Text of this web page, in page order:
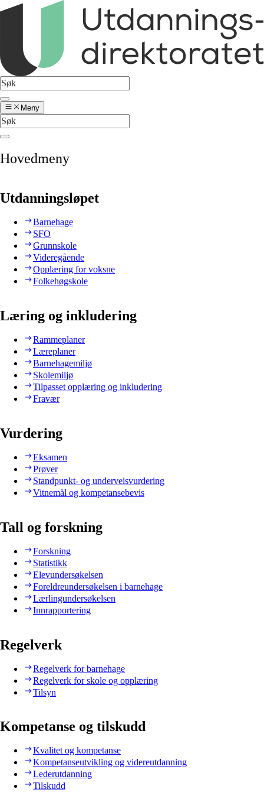
Meny
Hovedmeny
Utdanningsløpet
Barnehage
SFO
Grunnskole
Videregående
Opplæring for voksne
Folkehøgskole
Læring og inkludering
Rammeplaner
Læreplaner
Barnehagemiljø
Skolemiljø
Tilpasset opplæring og inkludering
Fravær
Vurdering
Eksamen
Prøver
Standpunkt- og underveisvurdering
Vitnemål og kompetansebevis
Tall og forskning
Forskning
Statistikk
Elevundersøkelsen
Foreldreundersøkelsen i barnehage
Lærlingundersøkelsen
Innrapportering
Regelverk
Regelverk for barnehage
Regelverk for skole og opplæring
Tilsyn
Kompetanse og tilskudd
Kvalitet og kompetanse
Kompetanseutvikling og videreutdanning
Lederutdanning
Tilskudd